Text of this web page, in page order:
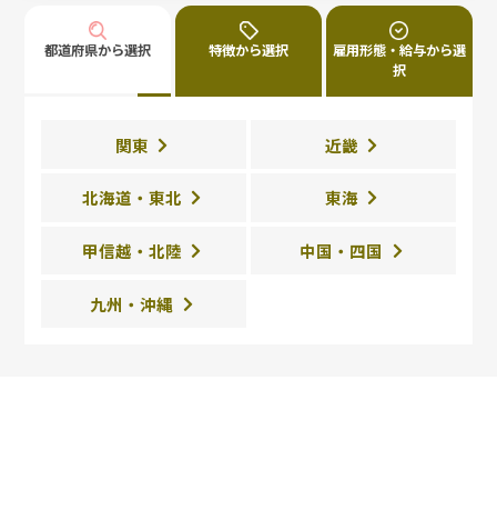
都道府県から選択
関東 近畿
北海道・東北 東海
甲信越・北陸 中国・四国
九州・沖縄
雇用形態・給与から選
択
特徴から選択